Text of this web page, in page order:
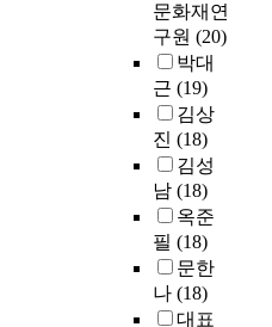
문화재연
구원 (20)
박대
근 (19)
김상
진 (18)
김성
남 (18)
옥준
필 (18)
문한
나 (18)
대표